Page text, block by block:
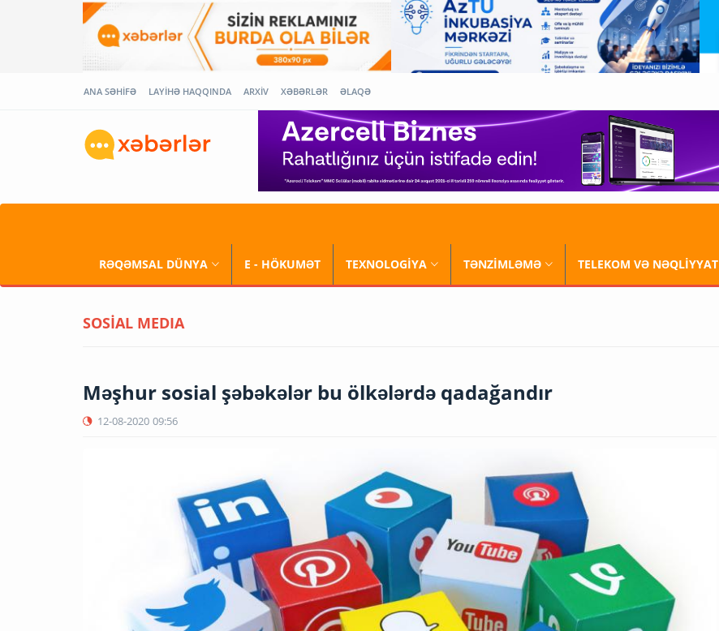
ANA SƏHİFƏ LAYİHƏ HAQQINDA ARXİV XƏBƏRLƏR ƏLAQƏ
RƏQƏMSAL DÜNYA E - HÖKUMƏT TEXNOLOGİYA TƏNZİMLƏMƏ TELEKOM VƏ NƏQLİYYAT
SOSİAL MEDIA
Məşhur sosial şəbəkələr bu ölkələrdə qadağandır
12-08-2020 09:56